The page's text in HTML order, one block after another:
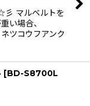
マルベルトを
が重い場合、
ツコウフアンク
[BD-S8700L